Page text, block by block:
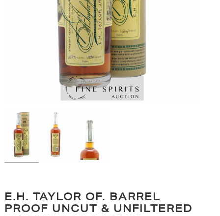
E.H. TAYLOR OF. BARREL
PROOF UNCUT & UNFILTERED